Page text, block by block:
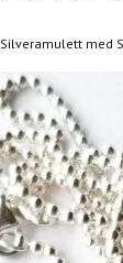
Silveramulett med